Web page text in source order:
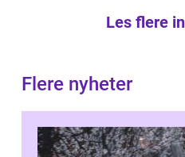
Les flere
Flere nyheter